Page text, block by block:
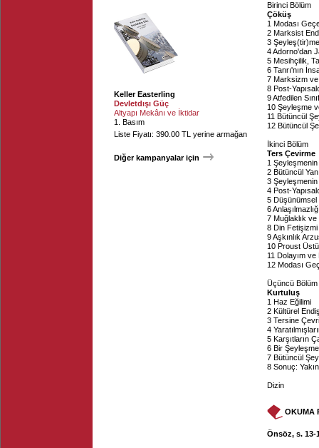
Keller Easterling
Devletdışı Güç
Altyapı Mekânı ve İktidar
1. Basım
Liste Fiyatı: 390.00 TL yerine armağan
Diğer kampanyalar için
Birinci Bölüm
Çöküş
1 Modası
2 Marksist
3
4 Adorno'dan
5 Mesihçilik,
6 Tanrı'nın
7 Marksizm ve
8 Post-
9 Atfedilen
10 Şeyleşme
11 Bütüncül
12 Bütüncül
İkinci Bölüm
Ters Çevirme
1
2 Bütüncül
3 Şeyleşmenin
4 Post-
5
6
7 Muğlaklık
8 Din
9 Aşkınlık
10 Proust
11 Dolayım ve
12 Modası
Üçüncü Bölüm
Kurtuluş
1 Haz Eğilimi
2 Kültürel
3 Tersine
4
5 Karşıtların
6 Bir
7 Bütüncül
8 Sonuç:
Dizin
OKUMA
Önsöz, s. 13-